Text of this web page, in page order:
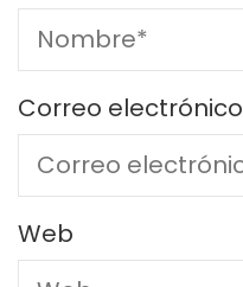
Correo electrónico
Web